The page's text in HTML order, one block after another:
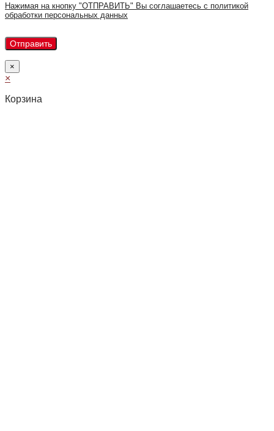
Нажимая на кнопку "ОТПРАВИТЬ" Вы соглашаетесь с политикой
обработки персональных данных
×
×
Корзина